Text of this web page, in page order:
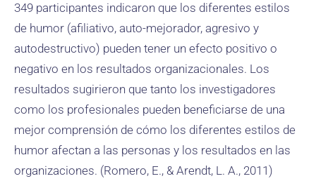
349 participantes indicaron que los diferentes estilos
de humor (afiliativo, auto-mejorador, agresivo y
autodestructivo) pueden tener un efecto positivo o
negativo en los resultados organizacionales. Los
resultados sugirieron que tanto los investigadores
como los profesionales pueden beneficiarse de una
mejor comprensión de cómo los diferentes estilos de
humor afectan a las personas y los resultados en las
organizaciones. (Romero, E., & Arendt, L. A., 2011)